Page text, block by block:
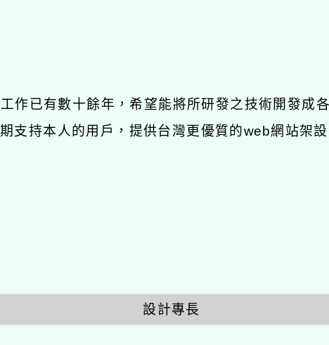
作已有數十餘年，希望能將所研發之技術開發成
支持本人的用戶，提供台灣更優質的web網站架設
設計專長